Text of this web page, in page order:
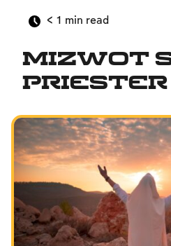
Mizwot
Priester
< 1 min read